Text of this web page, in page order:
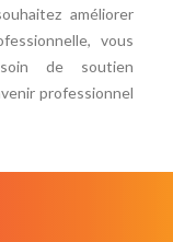
améliorer
vous
de soutien
professionnel